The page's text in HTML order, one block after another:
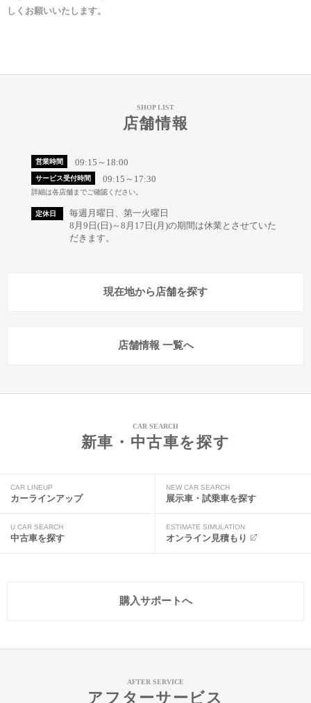
しくお願いいたします。
SHOP LIST
店舗情報
営業時間 09:15～18:00
サービス受付時間 09:15～17:30
詳細は各店舗までご確認ください。
定休日
毎週月曜日、第一火曜日
8月9日(日)～8月17日(月)の期間は休業とさせていた
だきます。
現在地から店舗を探す
店舗情報 一覧へ
CAR SEARCH
新車・中古車を探す
CAR LINEUP
カーラインアップ
NEW CAR SEARCH
展示車・試乗車を探す
U CAR SEARCH
中古車を探す
ESTIMATE SIMULATION
オンライン見積もり
購入サポートへ
AFTER SERVICE
アフターサービス